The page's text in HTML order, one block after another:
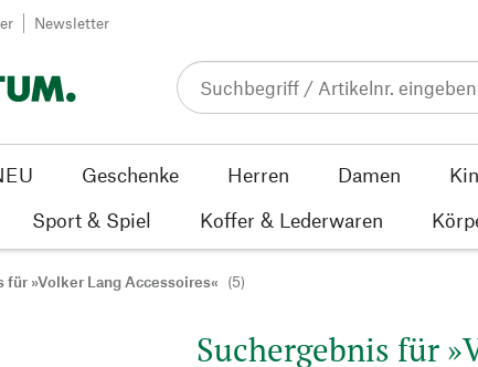
Newsletter
Geschenke Herren Damen
Sport & Spiel
Koffer & Lederwaren
für »Volker Lang Accessoires« (5)
Suchergebnis für